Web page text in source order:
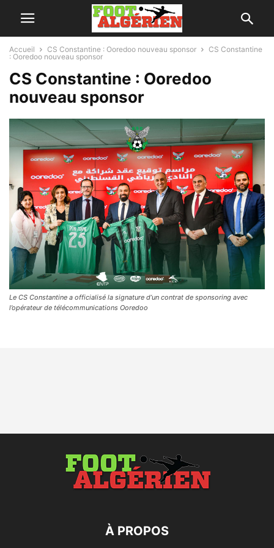
Accueil CS Constantine : Ooredoo nouveau sponsor
CS Constantine
: Ooredoo nouveau sponsor
CS Constantine : Ooredoo
nouveau sponsor
Le CS Constantine a officialisé la signature d’un contrat de sponsoring avec
l’opérateur de télécommunications Ooredoo
À PROPOS